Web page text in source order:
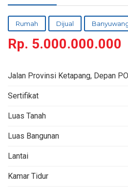
Rumah Dijual
Rp. 5.000.000.000
Jalan Provinsi Ketapang, Depan
Sertifikat
Luas Tanah
Luas Bangunan
Lantai
Kamar Tidur